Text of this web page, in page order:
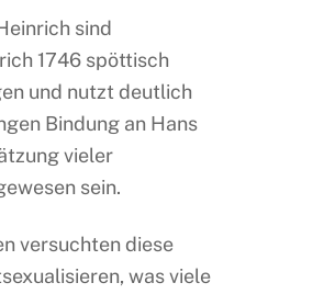
sind
1746 spöttisch
und nutzt deutlich
Bindung an Hans
vieler
sein.
versuchten diese
was viele